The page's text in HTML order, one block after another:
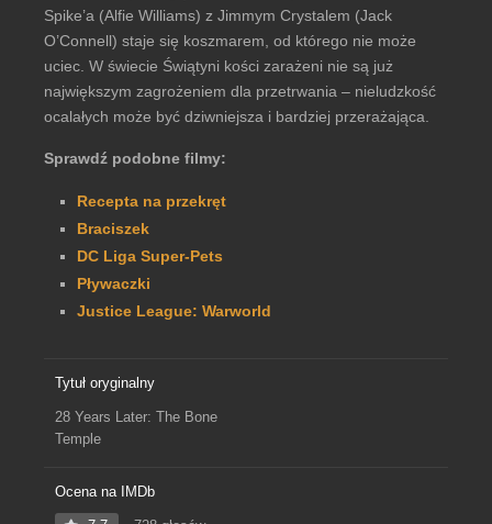
Spike’a (Alfie Williams) z Jimmym Crystalem (Jack
O’Connell) staje się koszmarem, od którego nie może
uciec. W świecie Świątyni kości zarażeni nie są już
największym zagrożeniem dla przetrwania – nieludzkość
ocalałych może być dziwniejsza i bardziej przerażająca.
Sprawdź podobne filmy:
Recepta na przekręt
Braciszek
DC Liga Super-Pets
Pływaczki
Justice League: Warworld
Tytuł oryginalny
28 Years Later: The Bone
Temple
Ocena na IMDb